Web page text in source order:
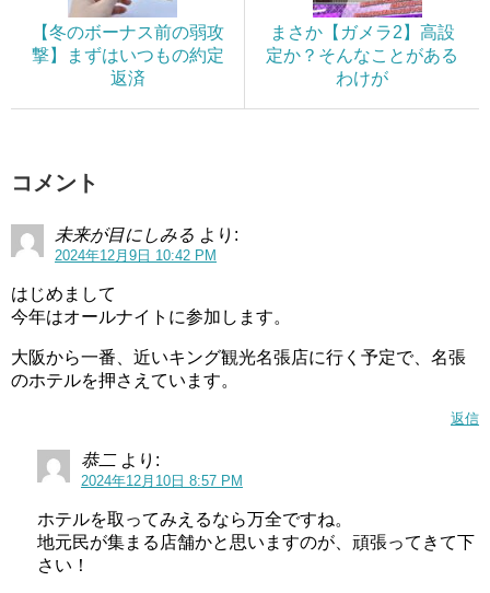
【冬のボーナス前の弱攻
撃】まずはいつもの約定
返済
まさか【ガメラ2】高設
定か？そんなことがある
わけが
コメント
未来が目にしみる より:
2024年12月9日 10:42 PM
はじめまして
今年はオールナイトに参加します。
大阪から一番、近いキング観光名張店に行く予定で、名張
のホテルを押さえています。
返信
恭二 より:
2024年12月10日 8:57 PM
ホテルを取ってみえるなら万全ですね。
地元民が集まる店舗かと思いますのが、頑張ってきて下
さい！